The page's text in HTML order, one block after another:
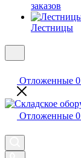
заказов
Лестницы
Отложенные 0
Отложенные 0